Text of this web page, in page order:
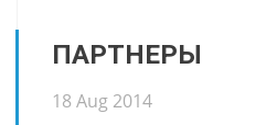
В рамках этого начинаем
телефонией - причем для
ПАРТНЕРЫ
18 Aug 2014